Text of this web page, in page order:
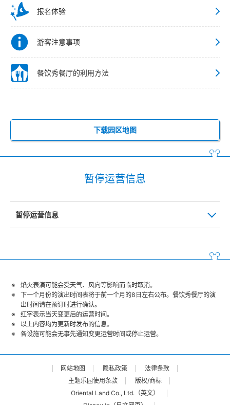
报名体验
游客注意事项
餐饮秀餐厅的利用方法
下载园区地图
暂停运营信息
暂停运营信息
焰火表演可能会受天气、风向等影响而临时取消。
下一个月份的演出时间表将于前一个月的8日左右公布。餐饮秀餐厅的演
出时间请在预订时进行确认。
红字表示当天变更后的运营时间。
以上内容均为更新时发布的信息。
各设施可能会无事先通知变更运营时间或停止运营。
网站地图 隐私政策
法律条款
主题乐园使用条款
版权/商标
Oriental Land Co., Ltd.（英文）